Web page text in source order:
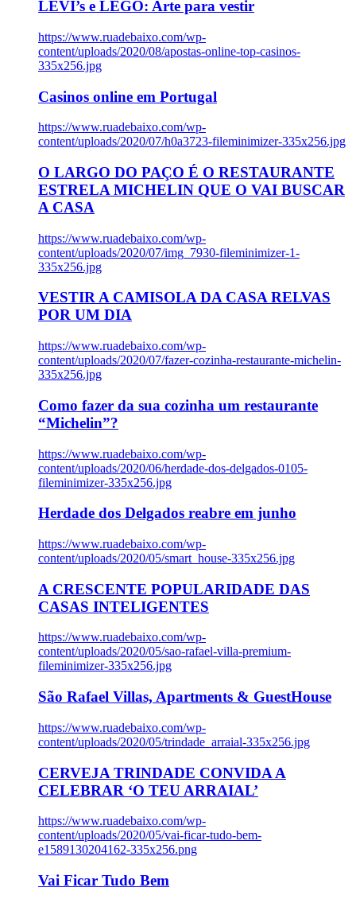
LEVI’s e LEGO: Arte para vestir
https://www.ruadebaixo.com/wp-
content/uploads/2020/08/apostas-online-top-casinos-
335x256.jpg
Casinos online em Portugal
https://www.ruadebaixo.com/wp-
content/uploads/2020/07/h0a3723-fileminimizer-335x256.jpg
O LARGO DO PAÇO É O RESTAURANTE
ESTRELA MICHELIN QUE O VAI BUSCAR
A CASA
https://www.ruadebaixo.com/wp-
content/uploads/2020/07/img_7930-fileminimizer-1-
335x256.jpg
VESTIR A CAMISOLA DA CASA RELVAS
POR UM DIA
https://www.ruadebaixo.com/wp-
content/uploads/2020/07/fazer-cozinha-restaurante-michelin-
335x256.jpg
Como fazer da sua cozinha um restaurante
“Michelin”?
https://www.ruadebaixo.com/wp-
content/uploads/2020/06/herdade-dos-delgados-0105-
fileminimizer-335x256.jpg
Herdade dos Delgados reabre em junho
https://www.ruadebaixo.com/wp-
content/uploads/2020/05/smart_house-335x256.jpg
A CRESCENTE POPULARIDADE DAS
CASAS INTELIGENTES
https://www.ruadebaixo.com/wp-
content/uploads/2020/05/sao-rafael-villa-premium-
fileminimizer-335x256.jpg
São Rafael Villas, Apartments & GuestHouse
https://www.ruadebaixo.com/wp-
content/uploads/2020/05/trindade_arraial-335x256.jpg
CERVEJA TRINDADE CONVIDA A
CELEBRAR ‘O TEU ARRAIAL’
https://www.ruadebaixo.com/wp-
content/uploads/2020/05/vai-ficar-tudo-bem-
e1589130204162-335x256.png
Vai Ficar Tudo Bem